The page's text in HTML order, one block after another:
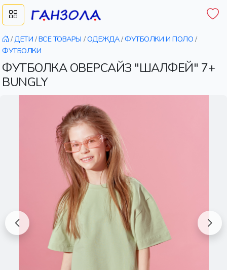
/ДЕТИ /ВСЕ ТОВАРЫ /ОДЕЖДА/ФУТБОЛКИ И ПОЛО /
ФУТБОЛКИ
ФУТБОЛКА ОВЕРСАЙЗ "ШАЛФЕЙ" 7+
BUNGLY